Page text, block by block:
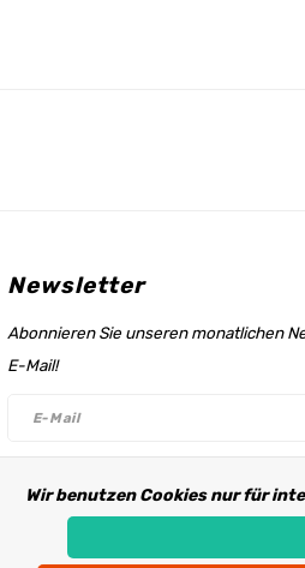
Newsletter
Abonnieren Sie unseren monatlichen
E-Mail!
Folge uns
Wir benutzen Cookies nur für